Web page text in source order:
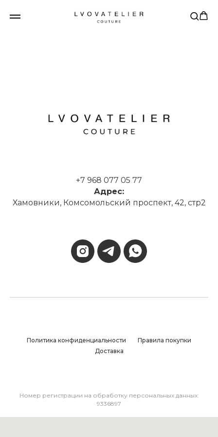
+7 968 077 05 77
Адрес:
Хамовники, Комсомольский проспект, 42, стр2
Политика конфиденциальности
Правила покупки
Доставка
Номер регистрации на обработку персональных данных:
9336897